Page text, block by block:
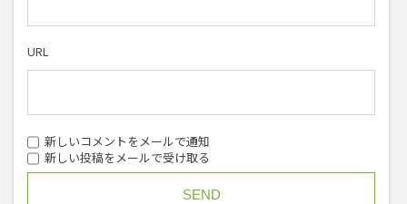
URL
新しいコメントをメールで通知
新しい投稿をメールで受け取る